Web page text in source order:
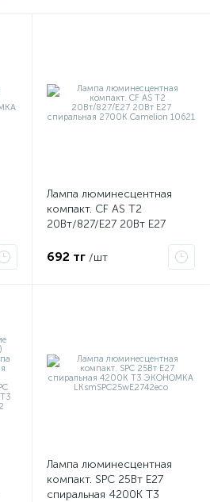
Лампа люминесцентная
компакт. CF AS T2
20Вт/827/E27 20Вт E27
10621
692 тг /шт
Лампа люминесцентная
компакт. SPC 25Вт E27
спиральная 4200К Т3